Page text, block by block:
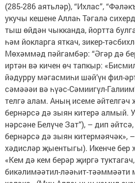
(285-286 аятьләр), “Ихлас”,
укучы кешене Аллаһ Тәгалә
тыш өйдән чыкканда, йортта
һәм йокларга яткач, зикер-
Мөхәммәд пәйгамбәр: “Әгәр дә
иртән вә кичен өч тапкыр:
йәдурру мәгасмиһи шәй’үн фил-
сәмәәәи вә һүәс-Сәмиигүл-
телгә алам. Аның исеме әйтелгәч
бернәрсә дә зыян китерә алмый.
нәрсәне Белүче Зат”), – дип
бернәрсә дә зыян китермәячәк»,
хәдисләр җыентыгы). Икенче бер
«Кем дә кем берәр җиргә
бикәлимәәтил-ләәһит-